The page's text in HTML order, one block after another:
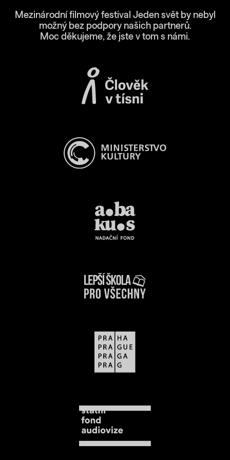
Mezinárodní filmový festival Jeden svět by nebyl
možný bez podpory našich partnerů.
Moc děkujeme, že jste v tom s námi.